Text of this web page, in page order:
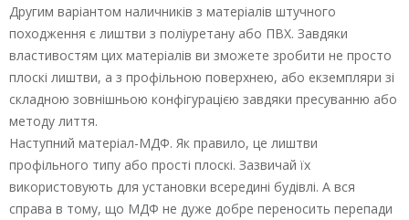
Другим варіантом наличників з матеріалів штучного
походження є лиштви з поліуретану або ПВХ. Завдяки
властивостям цих матеріалів ви зможете зробити не просто
плоскі лиштви, а з профільною поверхнею, або екземпляри зі
складною зовнішньою конфігурацією завдяки пресуванню або
методу лиття.
Наступний матеріал-МДФ. Як правило, це лиштви
профільного типу або прості плоскі. Зазвичай їх
використовують для установки всередині будівлі. А вся
справа в тому, що МДФ не дуже добре переносить перепади